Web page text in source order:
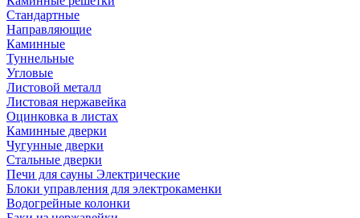
Стандартные
Направляющие
Каминные
Туннельные
Угловые
Листовой металл
Листовая нержавейка
Оцинковка в листах
Каминные дверки
Чугунные дверки
Стальные дверки
Печи для сауны Электрические
Блоки управления для электрокаменки
Водогрейные колонки